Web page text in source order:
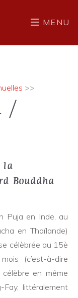
MENU
>>
/
la
Bouddha
Puja en Inde, au
en Thaïlande)
célèbrée au 15è
(c’est-à-dire
en même
littéralement